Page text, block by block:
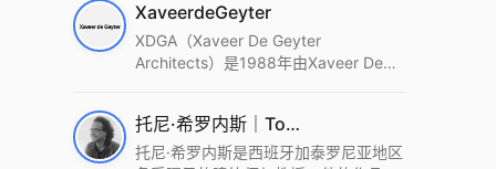
统这种新的思维范式为基础，以上海性
和生活性为介入设计的原点，以建筑为
工具，从而推动建筑学和社会学进步。
2022 DFA中获Merit,2021 Architizer
A+ Firm Awards中获Special
XaveerdeGeyter
XDGA（Xaveer De Geyter
Architects）是1988年由Xaveer De
进的设计方法、多元的专业团队和国际
化的作品著称，曾获密斯·凡·德罗奖、
托尼·希罗内斯｜Toni Gironès
托尼·希罗内斯是西班牙加泰罗尼亚地区